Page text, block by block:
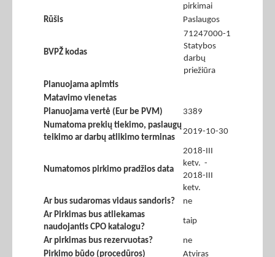
pirkimai
Rūšis
Paslaugos
BVPŽ kodas
71247000-1
Statybos
darbų
priežiūra
Planuojama apimtis
Matavimo vienetas
Planuojama vertė (Eur be PVM)
3389
Numatoma prekių tiekimo, paslaugų
teikimo ar darbų atlikimo terminas
2019-10-30
Numatomos pirkimo pradžios data
2018-III
ketv. -
2018-III
ketv.
Ar bus sudaromas vidaus sandoris?
ne
Ar Pirkimas bus atliekamas
naudojantis CPO katalogu?
taip
Ar pirkimas bus rezervuotas?
ne
Pirkimo būdo (procedūros)
Atviras